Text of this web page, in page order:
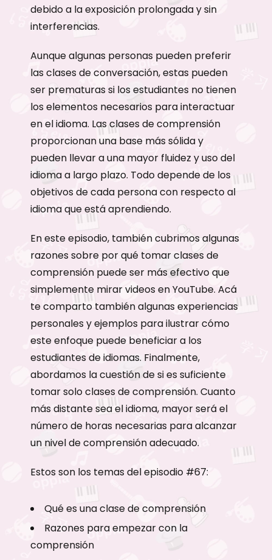
debido a la exposición prolongada y sin
interferencias.
Aunque algunas personas pueden preferir
las clases de conversación, estas pueden
ser prematuras si los estudiantes no tienen
los elementos necesarios para interactuar
en el idioma. Las clases de comprensión
proporcionan una base más sólida y
pueden llevar a una mayor fluidez y uso del
idioma a largo plazo. Todo depende de los
objetivos de cada persona con respecto al
idioma que está aprendiendo.
En este episodio, también cubrimos algunas
razones sobre por qué tomar clases de
comprensión puede ser más efectivo que
simplemente mirar videos en YouTube. Acá
te comparto también algunas experiencias
personales y ejemplos para ilustrar cómo
este enfoque puede beneficiar a los
estudiantes de idiomas. Finalmente,
abordamos la cuestión de si es suficiente
tomar solo clases de comprensión. Cuanto
más distante sea el idioma, mayor será el
número de horas necesarias para alcanzar
un nivel de comprensión adecuado.
Estos son los temas del episodio #67:
Qué es una clase de comprensión
Razones para empezar con la
comprensión